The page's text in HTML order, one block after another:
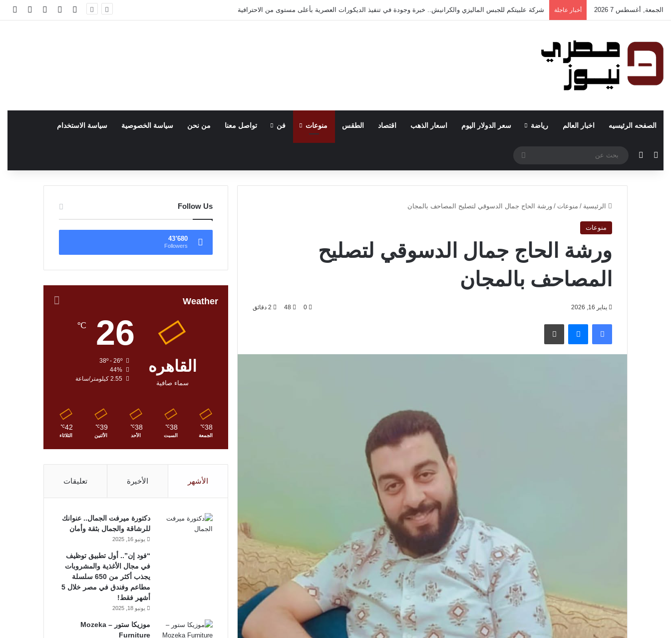
الجمعة, أغسطس 7 2026 أخبار عاجلة معرض الأمانة – سعيد صبحي.. وجهتك المتكاملة لأحدث مستلزمات السباكة وخدمات التأسيس والتشطيب بالأقصر فيسبوكfacebookتسجيلمقال
الصفحه الرئيسيه اخبار العالم رياضة سعر الدولار اليوم اسعار الذهب اقتصاد الطقس منوعات فن تواصل معنا من نحن سياسة الخصوصية سياسة الاستخدام
مقال عشوائي
الوضع المظلم
عن
الرئيسية / منوعات / ورشة الحاج جمال الدسوقي لتصليح المصاحف بالمجان
منوعات
ورشة الحاج جمال الدسوقي لتصليح
المصاحف بالمجان
يناير 16, 2026 0
48
فيسبوك
Follow Us
43٬680
Followers
Weather
القاهره
سماء صافية
26
℃
38º - 26º
44%
2.55 كيلومتر/ساعة
38
℃
الجمعة
38
℃
السبت
38
℃
الأحد
39
℃
الأثنين
42
℃
الثلاثاء
الأشهر الأخيرة تعليقات
دكتورة ميرفت الجمال.. عنوانك
للرشاقة والجمال بثقة وأمان
يونيو 16, 2025
“فود إن”.. أول تطبيق توظيف
في مجال الأغذية والمشروبات
يجذب أكثر من 650 سلسلة
مطاعم وفندق في مصر خلال 5
أشهر فقط!
يونيو 18, 2025
موزيكا ستور – Mozeka
Furniture